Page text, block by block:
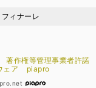
ィナーレ
著作権等管理事業者許諾
ェア piapro